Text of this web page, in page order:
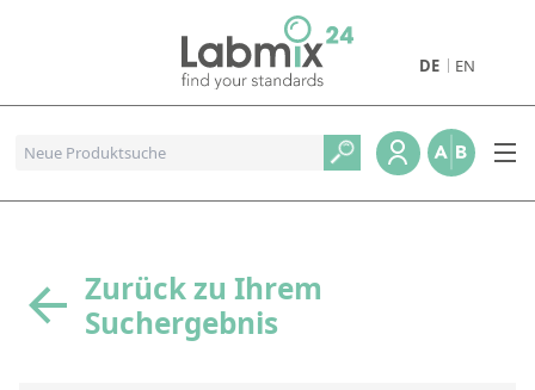
DE EN
Referenzstandards für die Industrie und Geologie
Zurück zu Ihrem
Suchergebnis